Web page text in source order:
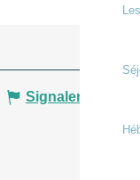
Signaler une